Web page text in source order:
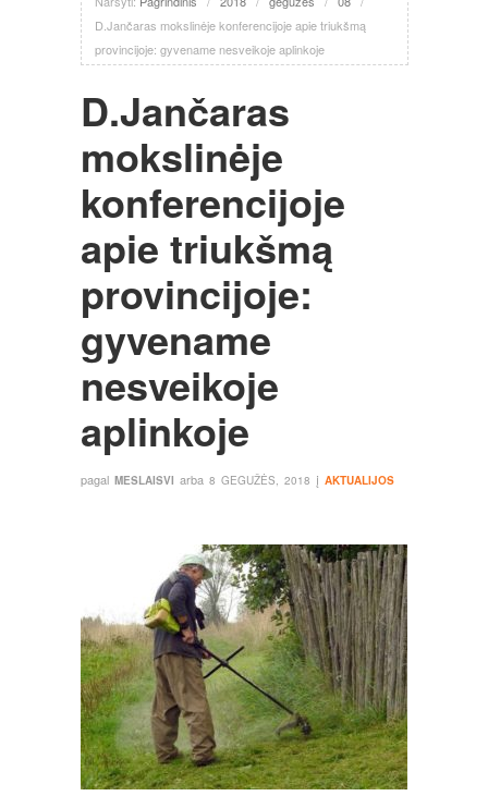
D.Jančaras mokslinėje konferencijoje apie triukšmą
provincijoje: gyvename nesveikoje aplinkoje
D.Jančaras
mokslinėje
konferencijoje
apie triukšmą
provincijoje:
gyvename
nesveikoje
aplinkoje
pagal MESLAISVI arba 8 GEGUŽĖS, 2018 į AKTUALIJOS